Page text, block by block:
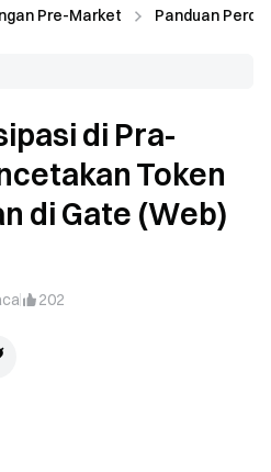
Pre-Market Panduan
di Pra-
Token
di Gate (Web)
202